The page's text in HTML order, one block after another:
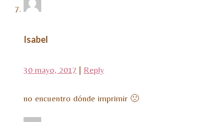
Isabel
30 mayo, 2017 | Reply
no encuentro dónde imprimir 🙁